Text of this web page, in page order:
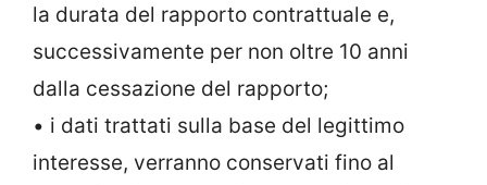
la durata del rapporto contrattuale e,
successivamente per non oltre 10 anni
dalla cessazione del rapporto;
• i dati trattati sulla base del legittimo
interesse, verranno conservati fino al